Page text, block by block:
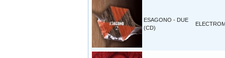
ESAGONO - DUE
(CD)